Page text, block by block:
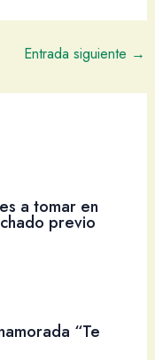
Entrada siguiente →
a tomar en
previo
“Te